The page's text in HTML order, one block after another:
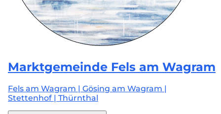
Marktgemeinde Fels am Wagram
Fels am Wagram | Gösing am Wagram |
Stettenhof | Thürnthal